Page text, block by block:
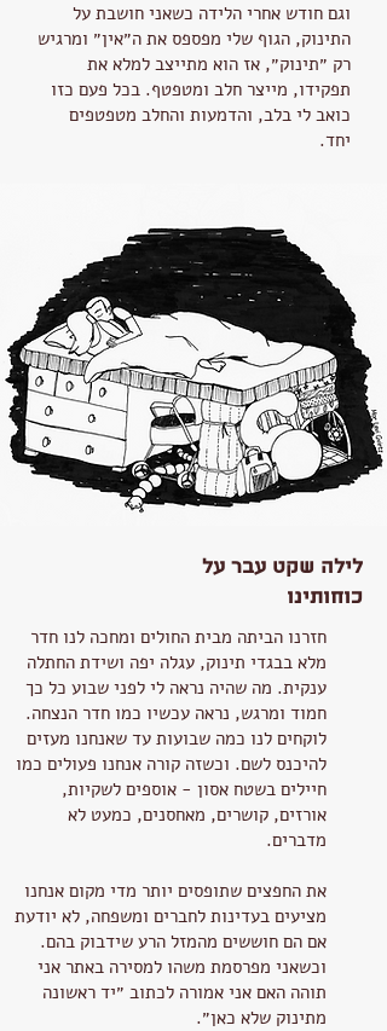
וגם חודש אחרי הלידה כשאני חושבת על
התינוק, הגוף שלי מפספס את ה״אין״ ומרגיש
רק ״תינוק״, אז הוא מתייצב למלא את
תפקידו, מייצר חלב ומטפטף. בכל פעם כזו
כואב לי בלב, והדמעות והחלב מטפטפים
יחד.
לילה שקט עבר על
כוחותינו
חזרנו הביתה מבית החולים ומחכה לנו חדר
מלא בבגדי תינוק, עגלה יפה ושידת החתלה
ענקית. מה שהיה נראה לי לפני שבוע כל כך
חמוד ומרגש, נראה עכשיו כמו חדר הנצחה.
לוקחים לנו כמה שבועות עד שאנחנו מעזים
להיכנס לשם. וכשזה קורה אנחנו פעולים כמו
חיילים בשטח אסון - אוספים לשקיות,
אורזים, קושרים, מאחסנים, כמעט לא
מדברים.
את החפצים שתופסים יותר מדי מקום אנחנו
מציעים בעדינות לחברים ומשפחה, לא יודעת
אם הם חוששים מהמזל הרע שידבוק בהם.
וכשאני מפרסמת משהו למסירה באתר אני
תוהה האם אני אמורה לכתוב ״יד ראשונה
מתינוק שלא כאן״.